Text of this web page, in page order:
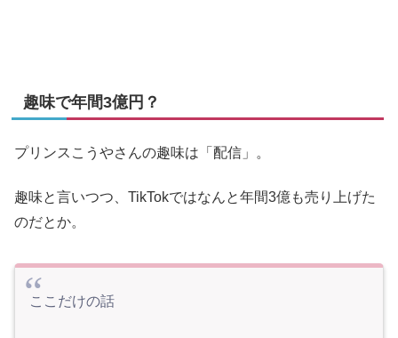
趣味で年間3億円？
プリンスこうやさんの趣味は「配信」。
趣味と言いつつ、TikTokではなんと年間3億も売り上げた
のだとか。
ここだけの話